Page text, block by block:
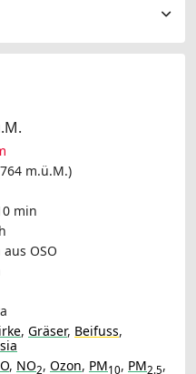
m.ü.M.)
min
aus OSO
, Gräser, Beifuss,
, NO2, Ozon, PM10, PM2.5,